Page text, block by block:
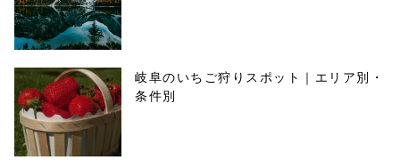
岐阜のいちご狩りスポット｜エリア別・
条件別